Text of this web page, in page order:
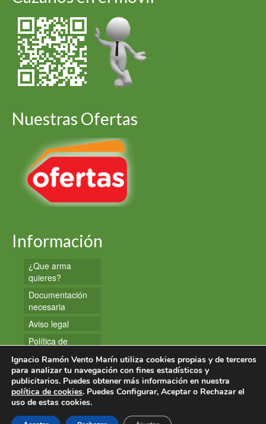
Nuestras Ofertas
Información
¿Que arma
quieres?
Documentación
necesaria
Aviso legal
Política de
privacidad
Política de
cookies
Ignacio Ramón Vento Marín utiliza cookies propias y de terceros
para analizar tu navegación con fines estadísticos y
publicitarios. Puedes obtener más información en nuestra
política de cookies. Puedes Configurar, Aceptar o Rechazar el
uso de estas cookies.